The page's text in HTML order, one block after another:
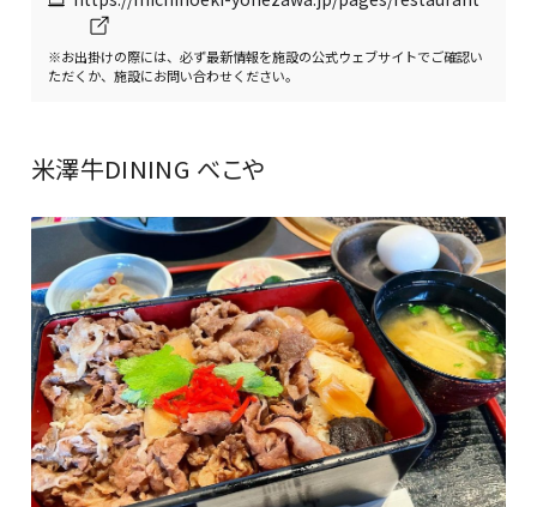
※お出掛けの際には、必ず最新情報を施設の公式ウェブサイトでご確認い
ただくか、施設にお問い合わせください。
米澤牛DINING べこや